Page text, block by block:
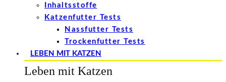
Inhaltsstoffe
Katzenfutter Tests
Nassfutter Tests
Trockenfutter Tests
LEBEN MIT KATZEN
Leben mit Katzen